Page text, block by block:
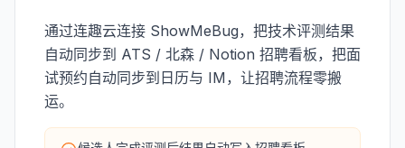
通过连趣云连接 ShowMeBug，把技术评测结果
自动同步到 ATS / 北森 / Notion 招聘看板，把面
试预约自动同步到日历与 IM，让招聘流程零搬
运。